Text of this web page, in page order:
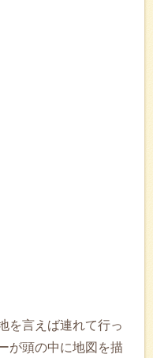
を言えば連れて行っ
が頭の中に地図を描